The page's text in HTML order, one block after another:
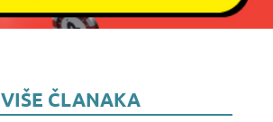
VIŠE ČLANAKA